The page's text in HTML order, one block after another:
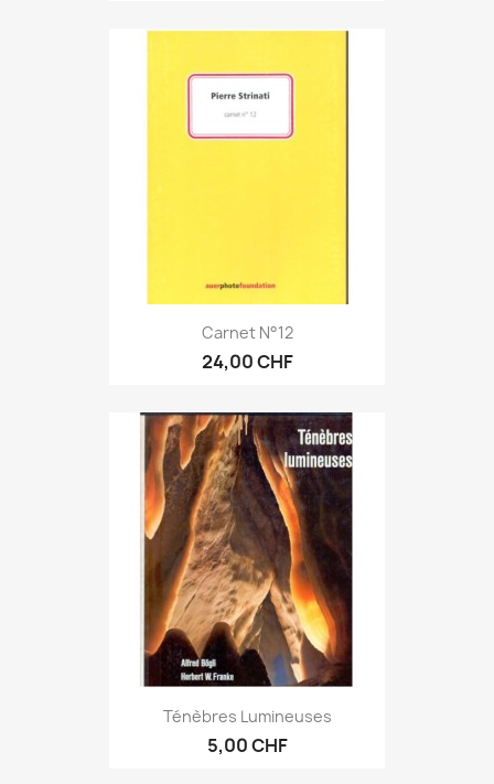
Carnet N°12
24,00 CHF
Ténèbres Lumineuses
5,00 CHF